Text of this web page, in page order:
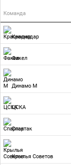
Команда
Краснодар
Факел
Динамо М
ЦСКА
Спартак
Крылья Советов